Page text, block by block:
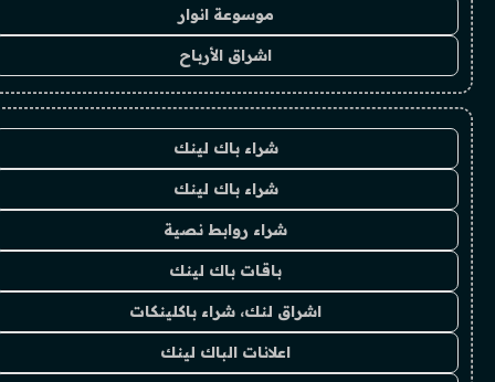
موسوعة انوار
اشراق الأرباح
شراء باك لينك
شراء باك لينك
شراء روابط نصية
باقات باك لينك
اشراق لنك، شراء باكلينكات
اعلانات الباك لينك